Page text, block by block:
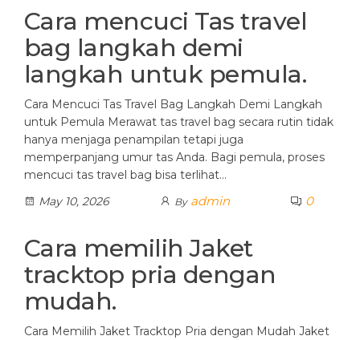
Cara mencuci Tas travel
bag langkah demi
langkah untuk pemula.
Cara Mencuci Tas Travel Bag Langkah Demi Langkah
untuk Pemula Merawat tas travel bag secara rutin tidak
hanya menjaga penampilan tetapi juga
memperpanjang umur tas Anda. Bagi pemula, proses
mencuci tas travel bag bisa terlihat…
May 10, 2026
By admin 0
Cara memilih Jaket
tracktop pria dengan
mudah.
Cara Memilih Jaket Tracktop Pria dengan Mudah Jaket